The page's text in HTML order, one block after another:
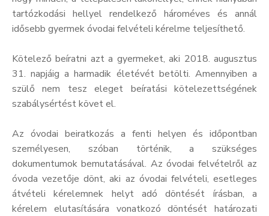
tartózkodási hellyel rendelkező hároméves és annál
idősebb gyermek óvodai felvételi kérelme teljesíthető.
Kötelező beíratni azt a gyermeket, aki 2018. augusztus
31. napjáig a harmadik életévét betölti. Amennyiben a
szülő nem tesz eleget beíratási kötelezettségének
szabálysértést követ el.
Az óvodai beiratkozás a fenti helyen és időpontban
személyesen, szóban történik, a szükséges
dokumentumok bemutatásával. Az óvodai felvételről az
óvoda vezetője dönt, aki az óvodai felvételi, esetleges
átvételi kérelemnek helyt adó döntését írásban, a
kérelem elutasítására vonatkozó döntését határozati